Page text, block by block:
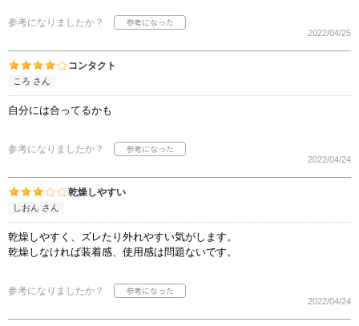
参考になりましたか？
2022/04/25
コンタクト
ころ さん
自分には合ってるかも
参考になりましたか？
2022/04/24
乾燥しやすい
しおん さん
乾燥しやすく、ズレたり外れやすい気がします。
乾燥しなければ装着感、使用感は問題ないです。
参考になりましたか？
2022/04/24